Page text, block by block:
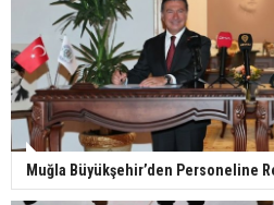
Muğla Büyükşehir’den Personeline